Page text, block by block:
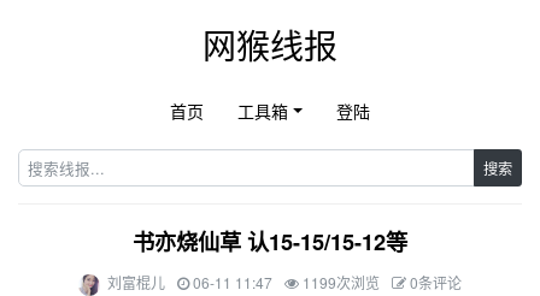
网猴线报
首页 工具箱 登陆
搜索
书亦烧仙草 认15-15/15-12等
刘富棍儿 06-11 11:47 1199次浏览 0条评论